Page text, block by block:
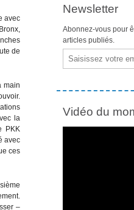
avec
de
main
la
PKK
avec
ces
–
Newsletter
Abonnez-vous pour
articles publiés.
Email
Vidéo du